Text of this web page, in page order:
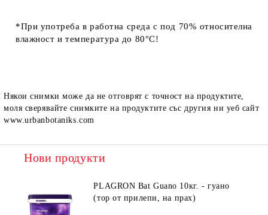
*При употреба в работна среда спод 70% относителна
влажност итемпература до 80°C!
Някои снимки може да не отговрят с точност на продуктите,
моля сверявайте снимките на продуктите със другия ни уеб сайт
www.urbanbotaniks.com
Нови продукти
PLAGRON Bat Guano 10кг. - гуано
(тор от прилепи, на прах)